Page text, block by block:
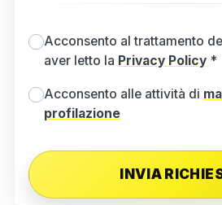
Acconsento al trattamento
aver letto la Privacy Policy*
Acconsento alle attività di
profilazione